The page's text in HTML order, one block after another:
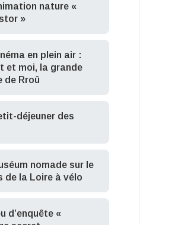
nature «
»
en plein air :
et moi, la grande
de Rroû
déjeuner des
nomade sur le
de la Loire à vélo
d’enquête «